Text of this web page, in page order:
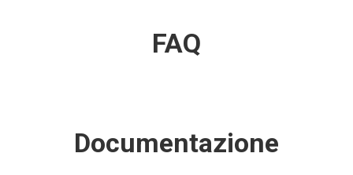
FAQ
Documentazione